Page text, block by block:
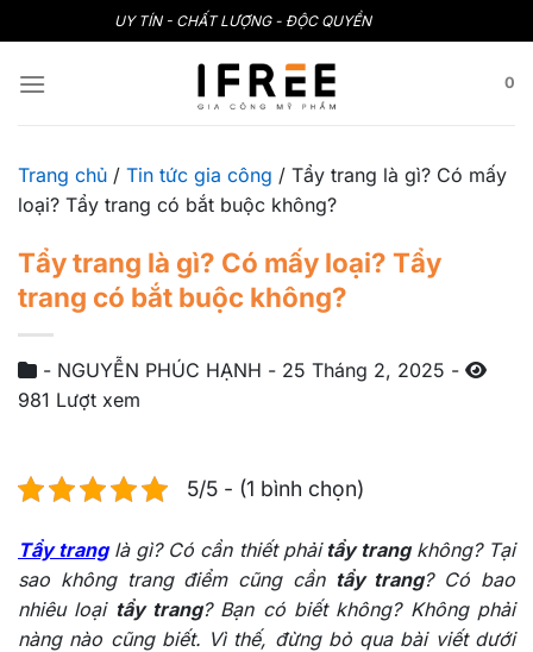
qua
nội
UY TÍN - CHẤT LƯỢNG - ĐỘC QUYỀN
0
Trang chủ / Tin tức gia công / Tẩy trang là gì? Có mấy
loại? Tẩy trang có bắt buộc không?
Tẩy trang là gì? Có mấy loại? Tẩy
trang có bắt buộc không?
- NGUYỄN PHÚC HẠNH - 25 Tháng 2, 2025 -
981 Lượt xem
5/5 - (1 bình chọn)
Tẩy tranglà gì? Có cần thiết phảitẩy trangkhông? Tại
sao không trang điểm cũng cần tẩy trang? Có bao
nhiêu loại tẩy trang? Bạn có biết không? Không phải
nàng nào cũng biết. Vì thế, đừng bỏ qua bài viết dưới